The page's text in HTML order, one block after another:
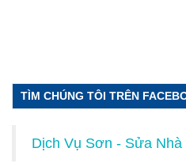
TÌM CHÚNG TÔI TRÊN
Dịch Vụ Sơn - Sửa Nhà